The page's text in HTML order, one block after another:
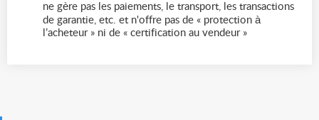
ne gère pas les paiements, le transport, les transactions
de garantie, etc. et n'offre pas de « protection à
l’acheteur » ni de « certification au vendeur »